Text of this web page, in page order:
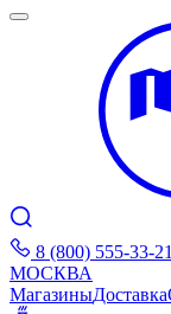
8 (800) 555-33-21
МОСКВА
МагазиныДоставка